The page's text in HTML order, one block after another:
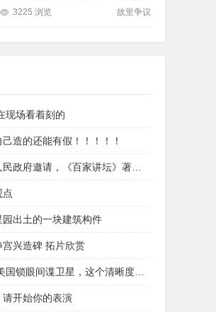
3225 浏览 故里争议
现场看着刻的
造的还能有假！！！！！
影响力的**，其文章被选入高中语文教材。2008年他在央视《百家讲坛》“新说”《水浒》，以其幽默风趣、极具亲和力的语言和睿智辛辣、又不乏细腻温婉的讲述，深受观众喜爱，创下该论坛当年最高收视率。鲍鹏山教授还在上海电视台艺术人文频道和浙江人文大讲堂讲述老子思想，深受广大观众好评。老子思想博大精深，包含宇宙法则、治国理念、处事哲学、为人之道，是中国传统文化的精髓，深受全世界人民喜爱。涡阳作为老子故里，弘扬老子文化是义不容辞的责任。近年来，涡阳县委、县政府努力贯彻落实安徽省委、省政府“南有黄山自然景观，北有亳州人文景观”旅游文化经济发展战略思想，立足“工业强县、文化立县”理念，一直把弘扬老子道家文化、“打老子牌”作为发展战略。今年，涡阳县第十次党代会提出 “建设老子文化名城、打造皖北工业强县、共创和谐文明家园”的三大任务，并把“建设老子文化名城”放到第一位。近年来，涡阳连续举办了老子文化节、老子诞辰朝圣大典、名人名家莅临涡阳寻道论道、老庄及道家思想高端论坛等大型活动，引起海内外的广泛关注。此次鲍鹏山教授来涡讲述老子的思想，是涡阳县弘扬老子文化的又一重要活动，它对于推动涡阳 “建设老子文化名城”具有重要的意义。
点
园出土的一块建筑构件
宫兴造碑 拓片欣赏
间谍卫星，这个清晰度应该够了，请标注出来
请开始你的表演